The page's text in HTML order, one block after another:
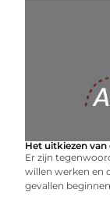
Het uitkiezen
Er zijn
willen werken en
gevallen